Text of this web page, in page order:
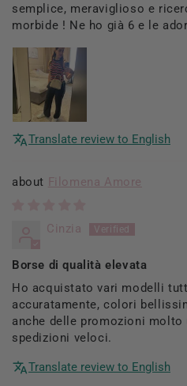
semplice, meraviglioso e
morbide ! Ne ho già 6 e le
Translate review to English
Filomena Amore
Cinzia
Borse di qualità elevata
Ho acquistato vari modelli
accuratamente, colori
anche delle promozioni
spedizioni veloci.
Translate review to English